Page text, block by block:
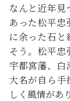
なんと近年
あった松平
に余った石
そう。松平忠
宇都宮藩、白
大名が自ら手
しく風情があ